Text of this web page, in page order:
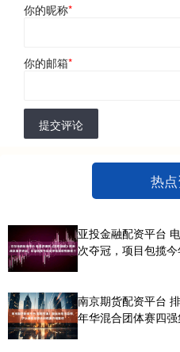
你的昵称*
你的邮箱*
提交评论
热
亚投金融配资平台
次夺冠，项目包揽
南京期货配资平台
年华混合团体赛四